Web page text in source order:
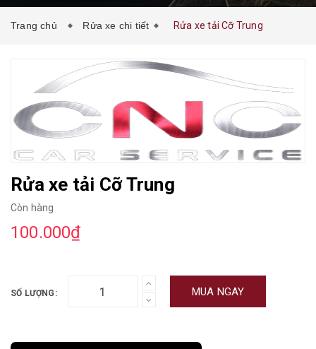
Trang chủ Rửa xe chi tiết Rửa xe tải Cỡ Trung
Rửa xe tải Cỡ Trung
Còn hàng
100.000₫
SỐ LƯỢNG: MUA NGAY